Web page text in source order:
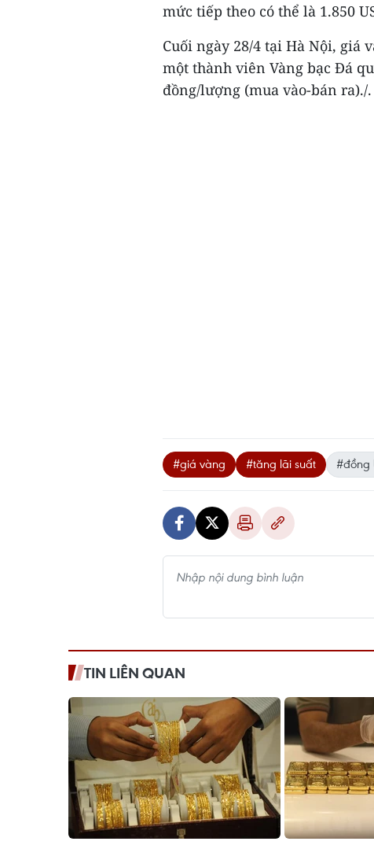
mức tiếp theo có thể là 1.850
Cuối ngày 28/4 tại Hà Nội, giá
một thành viên Vàng bạc Đá
đồng/lượng (mua vào-bán ra)./.
#giá vàng #tăng lãi suất #đồng
TIN LIÊN QUAN